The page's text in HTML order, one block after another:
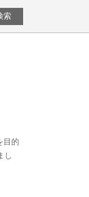
索
目的
し